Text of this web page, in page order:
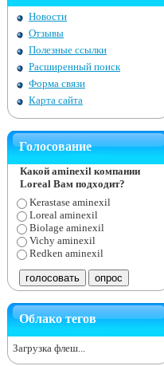
Новости
Отзывы
Полезные ссылки
Расширенный поиск
Форма связи
Карта сайта
Голосование
Какой aminexil компании
Loreal Вам подходит?
Kerastase aminexil
Loreal aminexil
Biolage aminexil
Vichy aminexil
Redken aminexil
Облако тегов
Загрузка флеш...